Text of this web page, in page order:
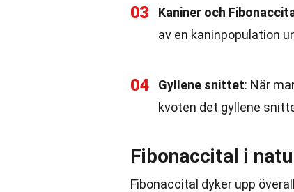
03 Kaniner och
av en kaninpopulation
04 Gyllene snittet: När
kvoten det gyllene
Fibonaccital i
Fibonaccital dyker upp